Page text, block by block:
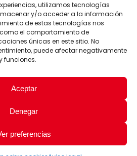
utilizamos tecnologías
y/o acceder a la información
de estas tecnologías nos
el comportamiento de
únicas en este sitio. No
puede afectar negativamente
funciones.
Aceptar
Denegar
preferencias